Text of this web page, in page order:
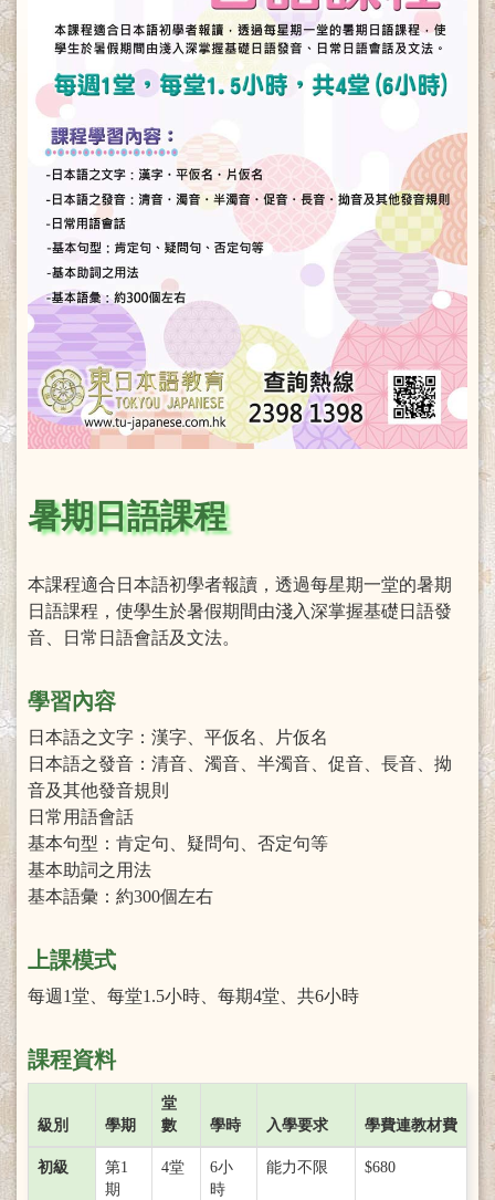
暑期日語課程
本課程適合日本語初學者報讀，透過每星期一堂的暑期
日語課程，使學生於暑假期間由淺入深掌握基礎日語發
音、日常日語會話及文法。
學習內容
日本語之文字：漢字、平仮名、片仮名
日本語之發音：清音、濁音、半濁音、促音、長音、拗
音及其他發音規則
日常用語會話
基本句型：肯定句、疑問句、否定句等
基本助詞之用法
基本語彙：約300個左右
上課模式
每週1堂、每堂1.5小時、每期4堂、共6小時
課程資料
級別 學期
堂
數
學時 入學要求 學費連教材費
初級
第1
期
4堂
6小
時
能力不限 $680